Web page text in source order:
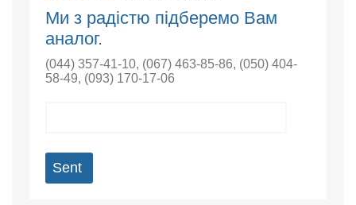
Ми з радістю підберемо Вам
аналог.
(044) 357-41-10, (067) 463-85-86, (050) 404-
58-49, (093) 170-17-06
Sent